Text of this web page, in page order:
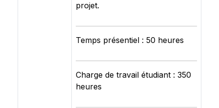
projet.
Temps présentiel : 50 heures
Charge de travail étudiant : 350
heures